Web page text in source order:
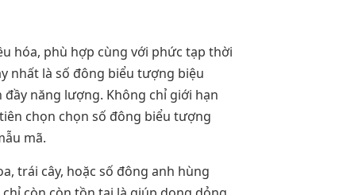
hóa, phù hợp cùng với phức tạp thời
nhất là số đông biểu tượng biệu
năng lượng. Không chỉ giới hạn
chọn chọn số đông biểu tượng
mã.
trái cây, hoặc số đông anh hùng